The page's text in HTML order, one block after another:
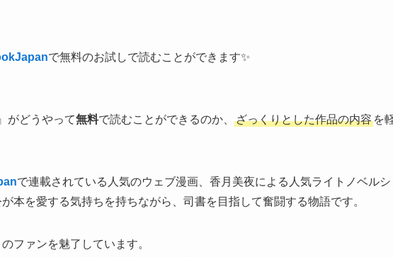
で無料のお試しで読むことができます✨
』がどうやって無料で読むことができるのか、 ざっくりとした作品の内容 を
で連載されている人気のウェブ漫画、香月美夜による人気ライトノベルシ
本を愛する気持ちを持ちながら、司書を目指して奮闘する物語です。
ファンを魅了しています。